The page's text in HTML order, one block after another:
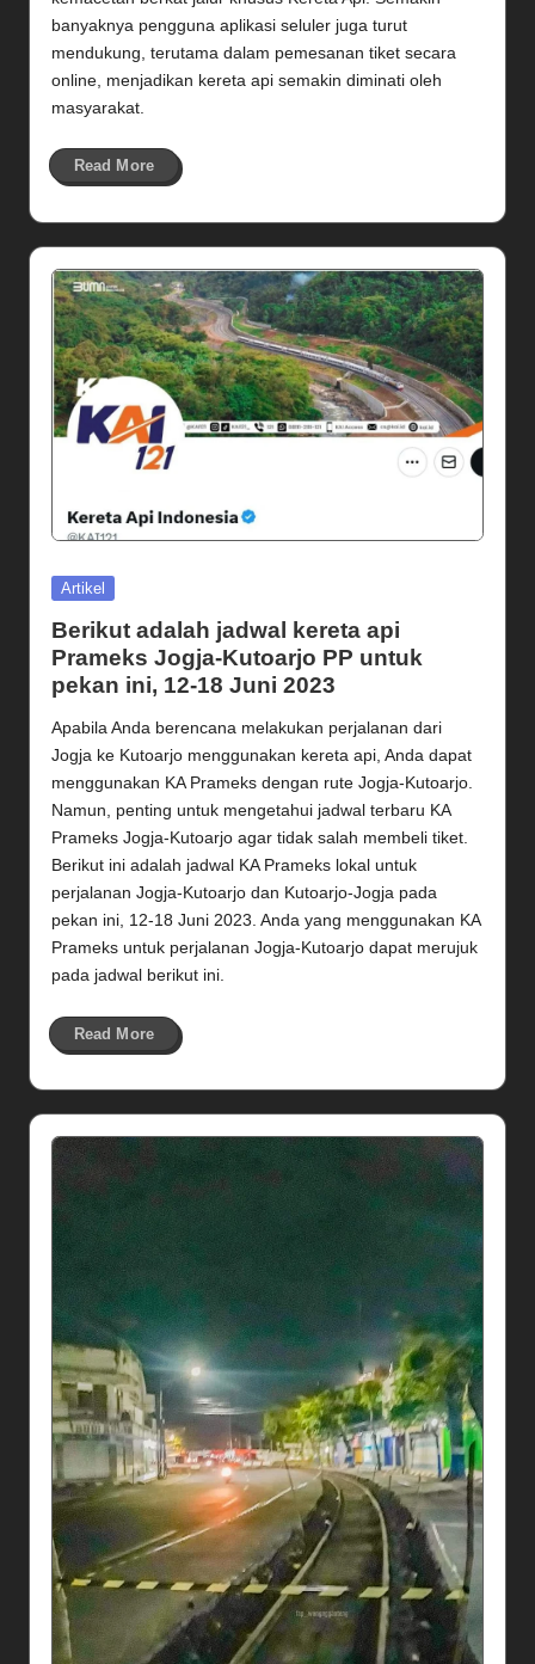
banyaknya pengguna aplikasi seluler juga turut
mendukung, terutama dalam pemesanan tiket secara
online, menjadikan kereta api semakin diminati oleh
masyarakat.
Read More
Posted
Artikel
Berikut adalah jadwal kereta api
Prameks Jogja-Kutoarjo PP untuk
pekan ini, 12-18 Juni 2023
Apabila Anda berencana melakukan perjalanan dari
Jogja ke Kutoarjo menggunakan kereta api, Anda dapat
menggunakan KA Prameks dengan rute Jogja-Kutoarjo.
Namun, penting untuk mengetahui jadwal terbaru KA
Prameks Jogja-Kutoarjo agar tidak salah membeli tiket.
Berikut ini adalah jadwal KA Prameks lokal untuk
perjalanan Jogja-Kutoarjo dan Kutoarjo-Jogja pada
pekan ini, 12-18 Juni 2023. Anda yang menggunakan KA
Prameks untuk perjalanan Jogja-Kutoarjo dapat merujuk
pada jadwal berikut ini.
Read More